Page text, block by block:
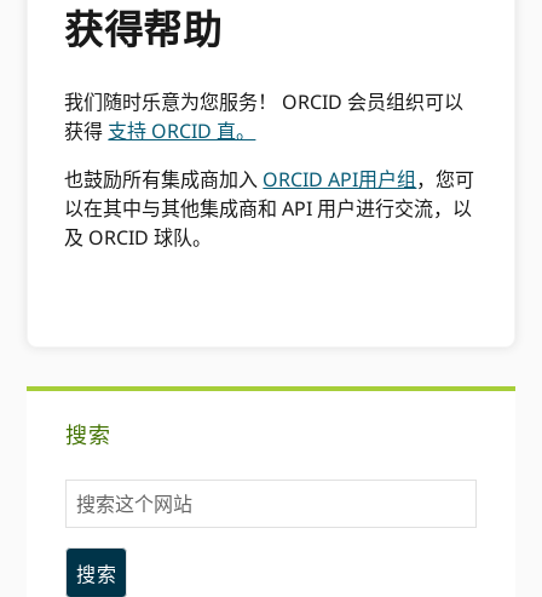
获得帮助
我们随时乐意为您服务！ ORCID 会员组织可以
获得 支持 ORCID 直。
也鼓励所有集成商加入 ORCID API用户组，您可
以在其中与其他集成商和 API 用户进行交流，以
及 ORCID 球队。
搜索
搜
索
这
个